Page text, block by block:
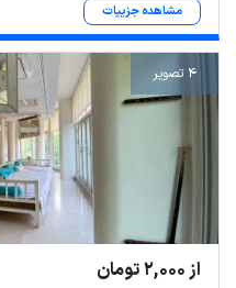
مشاهده جزییات
4 تصویر
از 2,000 تومان